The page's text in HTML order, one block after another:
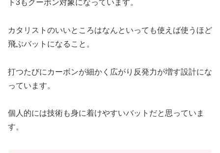
ト3もクーポン対象になっています。
カタリストのいいところはなんといっても使えば使うほど
飛ぶバットになること。
打つたびにカーボンが細かく広がり反発力が増す設計にな
っています。
個人的には技術も身に着けやすいバットだと思っていま
す。